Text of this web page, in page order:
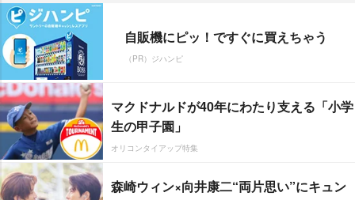
自販機にピッ！ですぐに買えちゃう
（PR）ジハンピ
マクドナルドが40年にわたり支える「小学
生の甲子園」
オリコンタイアップ特集
森崎ウィン×向井康二“両片思い”にキュン